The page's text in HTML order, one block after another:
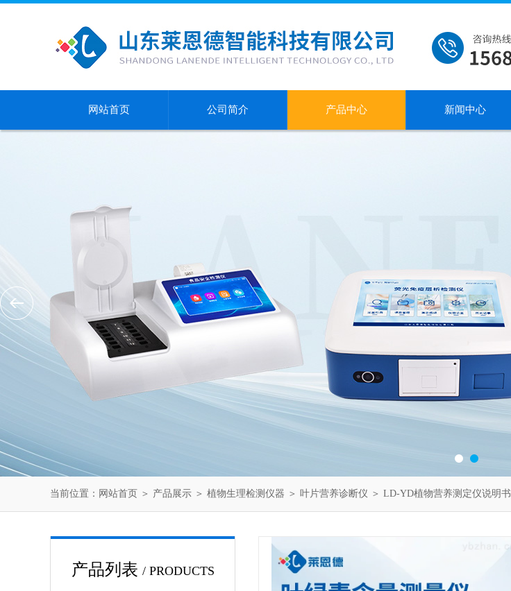
网站首页 公司简介 产品中心 新闻中心
当前位置： 网站首页 ＞ 产品展示 ＞ 植物生理检测仪器 ＞ 叶片营养诊断仪 ＞ LD-YD植物营养测定仪说明书
产品列表 / PRODUCTS